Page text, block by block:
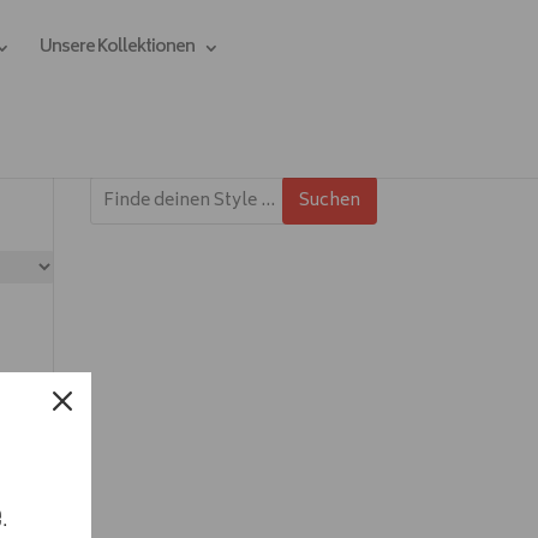
Unsere Kollektionen
Suchen